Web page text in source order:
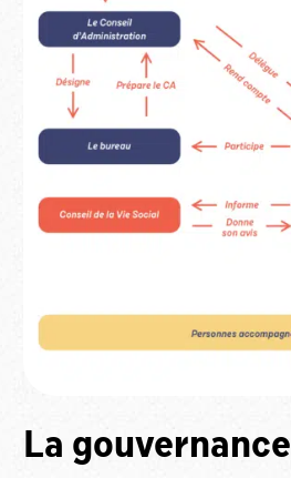
La gouvernance